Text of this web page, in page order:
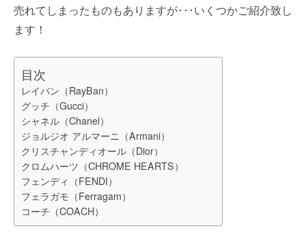
売れてしまったものもありますが･･･いくつかご紹介致し
ます！
目次
レイバン（RayBan）
グッチ（Gucci）
シャネル（Chanel）
ジョルジオ アルマーニ（Armani）
クリスチャンディオール（Dior）
クロムハーツ（CHROME HEARTS）
フェンディ（FENDI）
フェラガモ（Ferragam）
コーチ（COACH）